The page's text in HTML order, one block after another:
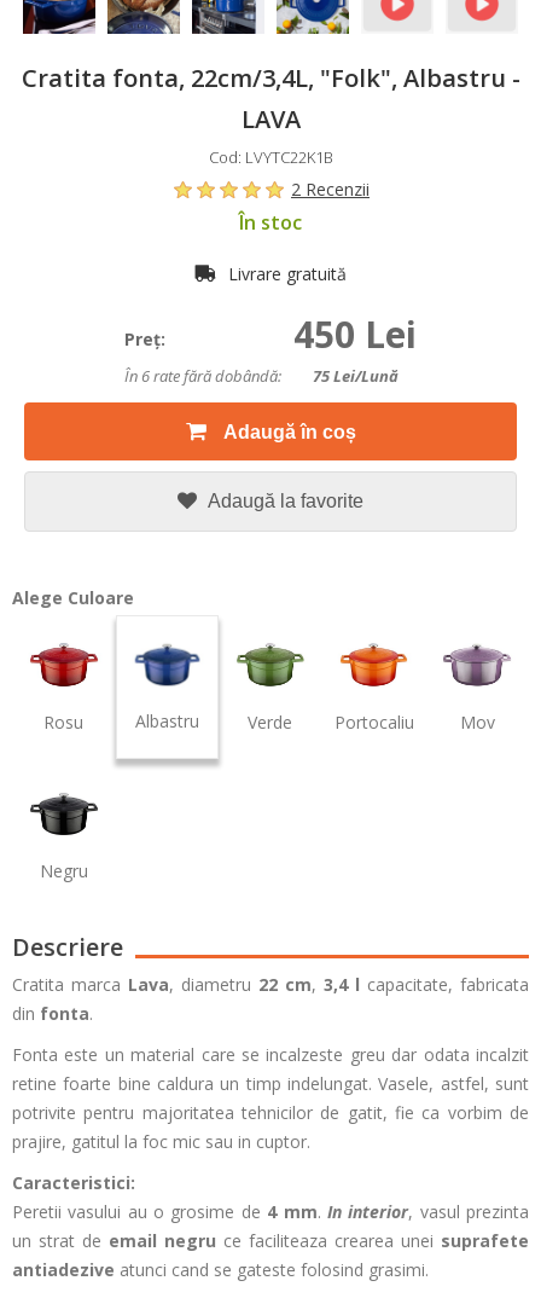
Cratita fonta, 22cm/3,4L, "Folk", Albastru -
LAVA
Cod: LVYTC22K1B
2 Recenzii
În stoc
Livrare gratuită
Preţ: 450 Lei
În 6 rate fără dobândă: 75Lei/lună
Adaugă în coș
Adaugă la favorite
Alege Culoare
Rosu Albastru Verde Portocaliu Mov
Negru
Descriere
Cratita marca Lava, diametru 22 cm, 3,4 l capacitate, fabricata
din fonta.
Fonta este un material care se incalzeste greu dar odata incalzit
retine foarte bine caldura un timp indelungat. Vasele, astfel, sunt
potrivite pentru majoritatea tehnicilor de gatit, fie ca vorbim de
prajire, gatitul la foc mic sau in cuptor.
Caracteristici:
Peretii vasului au o grosime de 4 mm. In interior, vasul prezinta
un strat de email negru ce faciliteaza crearea unei suprafete
antiadezive atunci cand se gateste folosind grasimi.